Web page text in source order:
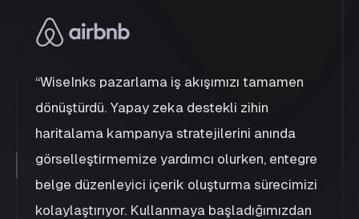
“WiseInks pazarlama iş akışımızı tamamen
dönüştürdü. Yapay zeka destekli zihin
haritalama kampanya stratejilerini anında
görselleştirmemize yardımcı olurken, entegre
belge düzenleyici içerik oluşturma sürecimizi
kolaylaştırıyor. Kullanmaya başladığımızdan